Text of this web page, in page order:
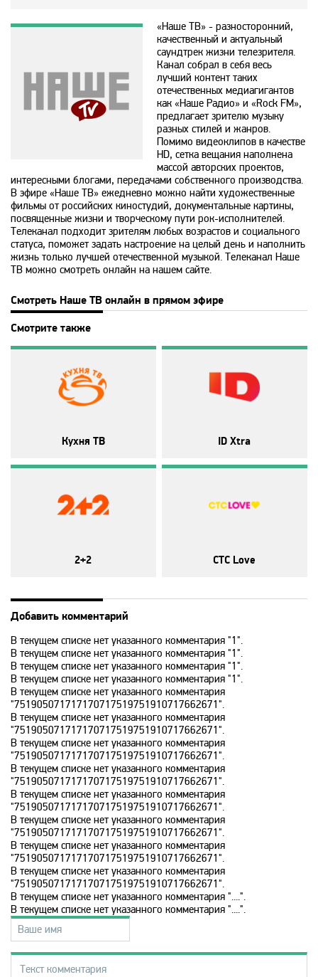
24 Техно
24 Украина
2х2
9 канал Израиль
A1
Amedia Hit
Amedia Premium HD
BBC World News
Discovery
Discovery science
Disney
DNK
DTX
Europa Plus TV
Fox Life
«Наше ТВ» - разносторонний,
качественный и актуальный
саундтрек жизни телезрителя.
Канал собрал в себя весь
лучший контент таких
отечественных медиагигантов
как «Наше Радио» и «Rock FM»,
предлагает зрителю музыку
разных стилей и жанров.
Помимо видеоклипов в качестве
HD, сетка вещания наполнена
массой авторских проектов,
интересными блогами, передачами собственного производства.
В эфире «Наше ТВ» ежедневно можно найти художественные
фильмы от российских киностудий, документальные картины,
посвященные жизни и творческому пути рок-исполнителей.
Телеканал подходит зрителям любых возрастов и социального
статуса, поможет задать настроение на целый день и наполнить
жизнь только лучшей отечественной музыкой. Телеканал Наше
ТВ можно смотреть онлайн на нашем сайте.
Смотреть Наше ТВ онлайн в прямом эфире
Смотрите также
Кухня ТВ ID Xtra
2+2 СТС Love
Добавить комментарий
В текущем списке нет указанного комментария "1".
В текущем списке нет указанного комментария "1".
В текущем списке нет указанного комментария "1".
В текущем списке нет указанного комментария "1".
В текущем списке нет указанного комментария
"751905071717170717519751910717662671".
В текущем списке нет указанного комментария
"751905071717170717519751910717662671".
В текущем списке нет указанного комментария
"751905071717170717519751910717662671".
В текущем списке нет указанного комментария
"751905071717170717519751910717662671".
В текущем списке нет указанного комментария
"751905071717170717519751910717662671".
В текущем списке нет указанного комментария
"751905071717170717519751910717662671".
В текущем списке нет указанного комментария
"751905071717170717519751910717662671".
В текущем списке нет указанного комментария
"751905071717170717519751910717662671".
В текущем списке нет указанного комментария "....".
В текущем списке нет указанного комментария "....".